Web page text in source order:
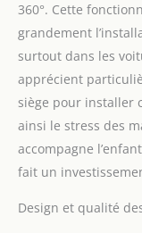
360°. Cette
grandement
surtout dans les
apprécient
siège pour installer
ainsi le stress des
accompagne
fait un
Design et qualité